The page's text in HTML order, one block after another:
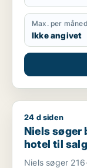
Max. per måned
Ikke angivet
Niels søger
24 d siden
Niels søger
hotel til
eller
Niels søger